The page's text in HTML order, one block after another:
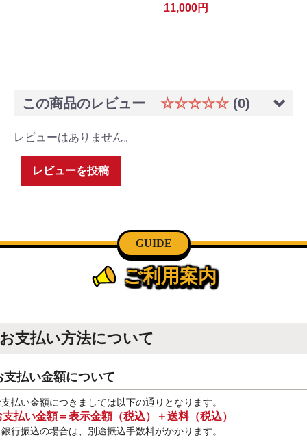
11,000円
この商品のレビュー ☆☆☆☆☆ (0)
レビューはありません。
レビューを投稿
GUIDE
ご利用案内
お支払い方法について
支払い金額について
払い金額につきましては以下の通りとなります。
支払い金額＝表示金額（税込）＋送料（税込）
行振込の場合は、別途振込手数料がかかります。